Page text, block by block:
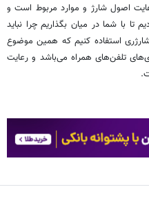
اصول شارژ و موارد مربوط است و
با شما در میان بگذاریم چرا نباید
استفاده کنیم که همین موضوع
تلفن‌های همراه می‌باشد و رعایت